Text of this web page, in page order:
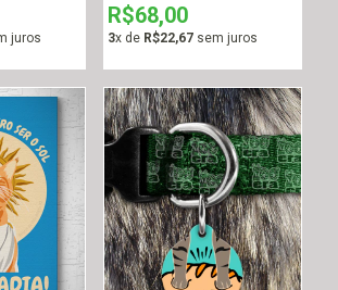
juros
R$68,00
3x de R$22,67sem juros